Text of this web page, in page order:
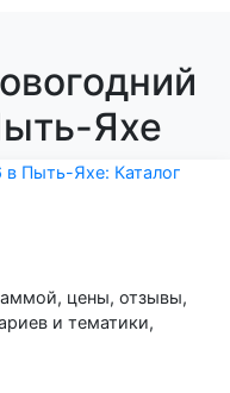
Яхе
цены, отзывы,
и тематики,